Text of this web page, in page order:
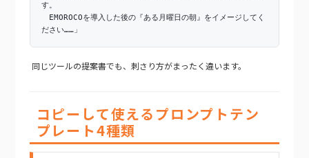
す。
EMOROCOを導入した後の『ある月曜日の朝』をイメージしてく
ださい……」
同じツールの提案書でも、刺さり方がまったく違います。
コピーして使えるプロンプトテン
プレート4種類